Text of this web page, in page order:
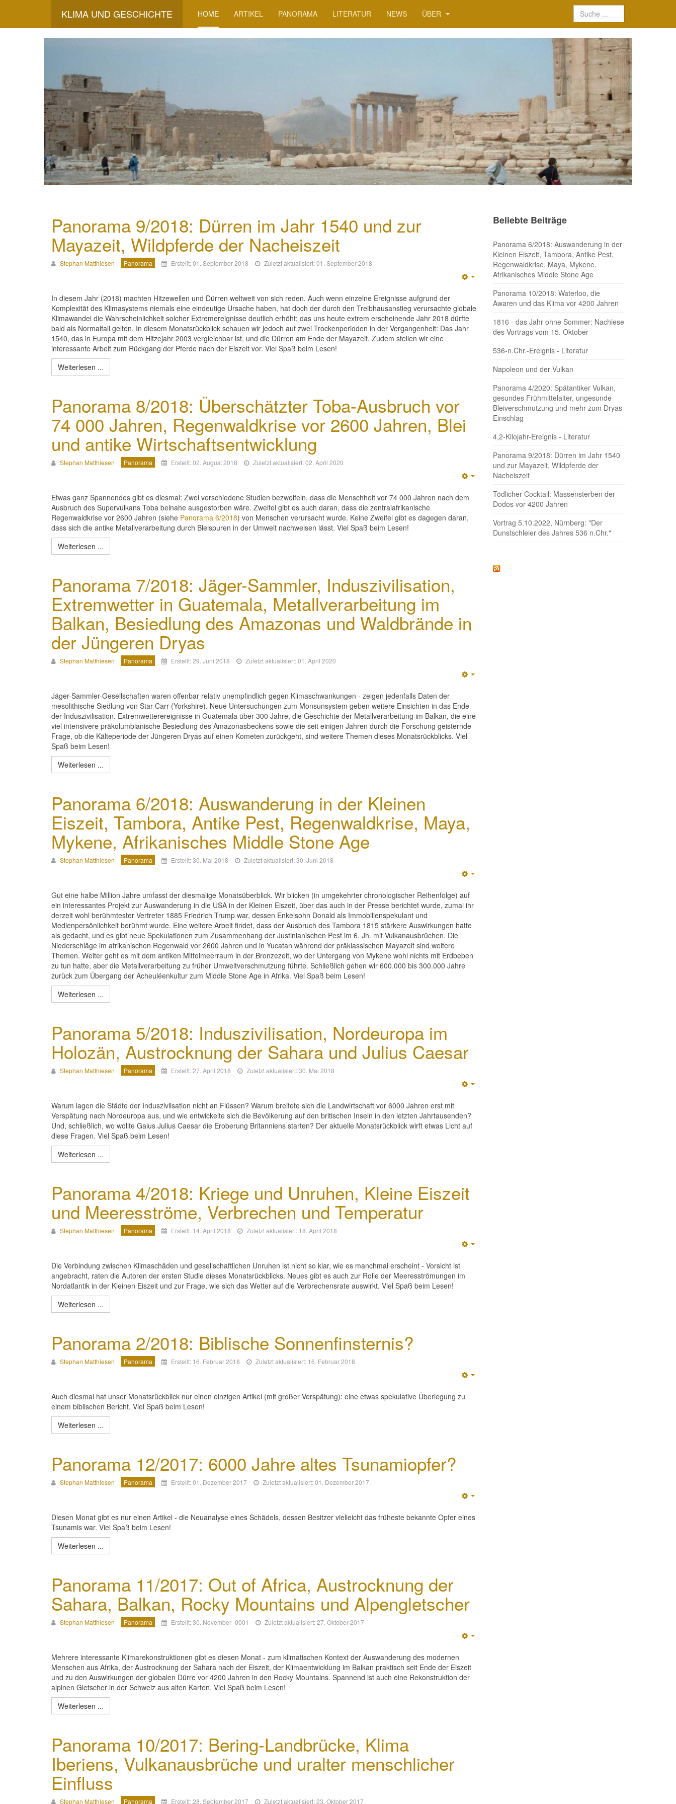
KLIMA UND GESCHICHTE HOME ARTIKEL PANORAMA LITERATUR NEWS ÜBER
Panorama 9/2018: Dürren im Jahr 1540 und zur
Mayazeit, Wildpferde der Nacheiszeit
Stephan Matthiesen Panorama Erstellt: 01. September 2018 Zuletzt aktualisiert: 01. September 2018
In diesem Jahr (2018) machten Hitzewellen und Dürren weltweit von sich reden. Auch wenn einzelne Ereignisse aufgrund der
Komplexität des Klimasystems niemals eine eindeutige Ursache haben, hat doch der durch den Treibhausanstieg verursachte globale
Klimawandel die Wahrscheinlichkeit solcher Extremereignisse deutlich erhöht; das uns heute extrem erscheinende Jahr 2018 dürfte
bald als Normalfall gelten. In diesem Monatsrückblick schauen wir jedoch auf zwei Trockenperioden in der Vergangenheit: Das Jahr
1540, das in Europa mit dem Hitzejahr 2003 vergleichbar ist, und die Dürren am Ende der Mayazeit. Zudem stellen wir eine
interessante Arbeit zum Rückgang der Pferde nach der Eiszeit vor. Viel Spaß beim Lesen!
Weiterlesen ...
Panorama 8/2018: Überschätzter Toba-Ausbruch vor
74 000 Jahren, Regenwaldkrise vor 2600 Jahren, Blei
und antike Wirtschaftsentwicklung
Stephan Matthiesen Panorama Erstellt: 02. August 2018 Zuletzt aktualisiert: 02. April 2020
Etwas ganz Spannendes gibt es diesmal: Zwei verschiedene Studien bezweifeln, dass die Menschheit vor 74 000 Jahren nach dem
Ausbruch des Supervulkans Toba beinahe ausgestorben wäre. Zweifel gibt es auch daran, dass die zentralafrikanische
Regenwaldkrise vor 2600 Jahren (siehe Panorama 6/2018) von Menschen verursacht wurde. Keine Zweifel gibt es dagegen daran,
dass sich die antike Metallverarbeitung durch Bleispuren in der Umwelt nachweisen lässt. Viel Spaß beim Lesen!
Weiterlesen ...
Panorama 7/2018: Jäger-Sammler, Induszivilisation,
Extremwetter in Guatemala, Metallverarbeitung im
Balkan, Besiedlung des Amazonas und Waldbrände in
der Jüngeren Dryas
Stephan Matthiesen Panorama Erstellt: 29. Juni 2018 Zuletzt aktualisiert: 01. April 2020
Jäger-Sammler-Gesellschaften waren offenbar relativ unempfindlich gegen Klimaschwankungen - zeigen jedenfalls Daten der
mesolithische Siedlung von Star Carr (Yorkshire). Neue Untersuchungen zum Monsunsystem geben weitere Einsichten in das Ende
der Induszivilisation. Extremwetterereignisse in Guatemala über 300 Jahre, die Geschichte der Metallverarbeitung im Balkan, die eine
viel intensivere präkolumbianische Besiedlung des Amazonasbeckens sowie die seit einigen Jahren durch die Forschung geisternde
Frage, ob die Kälteperiode der Jüngeren Dryas auf einen Kometen zurückgeht, sind weitere Themen dieses Monatsrückblicks. Viel
Spaß beim Lesen!
Weiterlesen ...
Panorama 6/2018: Auswanderung in der Kleinen
Eiszeit, Tambora, Antike Pest, Regenwaldkrise, Maya,
Mykene, Afrikanisches Middle Stone Age
Stephan Matthiesen Panorama Erstellt: 30. Mai 2018 Zuletzt aktualisiert: 30. Juni 2018
Gut eine halbe Million Jahre umfasst der diesmalige Monatsüberblick. Wir blicken (in umgekehrter chronologischer Reihenfolge) auf
ein interessantes Projekt zur Auswanderung in die USA in der Kleinen Eiszeit, über das auch in der Presse berichtet wurde, zumal ihr
derzeit wohl berühmtester Vertreter 1885 Friedrich Trump war, dessen Enkelsohn Donald als Immobilienspekulant und
Medienpersönlichkeit berühmt wurde. Eine weitere Arbeit findet, dass der Ausbruch des Tambora 1815 stärkere Auswirkungen hatte
als gedacht, und es gibt neue Spekulationen zum Zusammenhang der Justinianischen Pest im 6. Jh. mit Vulkanausbrüchen. Die
Niederschläge im afrikanischen Regenwald vor 2600 Jahren und in Yucatan während der präklassischen Mayazeit sind weitere
Themen. Weiter geht es mit dem antiken Mittelmeerraum in der Bronzezeit, wo der Untergang von Mykene wohl nichts mit Erdbeben
zu tun hatte, aber die Metallverarbeitung zu früher Umweltverschmutzung führte. Schließlich gehen wir 600.000 bis 300.000 Jahre
zurück zum Übergang der Acheuléenkultur zum Middle Stone Age in Afrika. Viel Spaß beim Lesen!
Weiterlesen ...
Panorama 5/2018: Induszivilisation, Nordeuropa im
Holozän, Austrocknung der Sahara und Julius Caesar
Stephan Matthiesen Panorama Erstellt: 27. April 2018 Zuletzt aktualisiert: 30. Mai 2018
Warum lagen die Städte der Induszivilsation nicht an Flüssen? Warum breitete sich die Landwirtschaft vor 6000 Jahren erst mit
Verspätung nach Nordeuropa aus, und wie entwickelte sich die Bevölkerung auf den britischen Inseln in den letzten Jahrtausenden?
Und, schließlich, wo wollte Gaius Julius Caesar die Eroberung Britanniens starten? Der aktuelle Monatsrückblick wirft etwas Licht auf
diese Fragen. Viel Spaß beim Lesen!
Weiterlesen ...
Panorama 4/2018: Kriege und Unruhen, Kleine Eiszeit
und Meeresströme, Verbrechen und Temperatur
Stephan Matthiesen Panorama Erstellt: 14. April 2018 Zuletzt aktualisiert: 18. April 2018
Die Verbindung zwischen Klimaschäden und gesellschaftlichen Unruhen ist nicht so klar, wie es manchmal erscheint - Vorsicht ist
angebracht, raten die Autoren der ersten Studie dieses Monatsrückblicks. Neues gibt es auch zur Rolle der Meeresströmungen im
Nordatlantik in der Kleinen Eiszeit und zur Frage, wie sich das Wetter auf die Verbrechensrate auswirkt. Viel Spaß beim Lesen!
Weiterlesen ...
Panorama 2/2018: Biblische Sonnenfinsternis?
Stephan Matthiesen Panorama Erstellt: 16. Februar 2018 Zuletzt aktualisiert: 16. Februar 2018
Auch diesmal hat unser Monatsrückblick nur einen einzigen Artikel (mit großer Verspätung): eine etwas spekulative Überlegung zu
einem biblischen Bericht. Viel Spaß beim Lesen!
Weiterlesen ...
Panorama 12/2017: 6000 Jahre altes Tsunamiopfer?
Stephan Matthiesen Panorama Erstellt: 01. Dezember 2017 Zuletzt aktualisiert: 01. Dezember 2017
Diesen Monat gibt es nur einen Artikel - die Neuanalyse eines Schädels, dessen Besitzer vielleicht das früheste bekannte Opfer eines
Tsunamis war. Viel Spaß beim Lesen!
Weiterlesen ...
Panorama 11/2017: Out of Africa, Austrocknung der
Sahara, Balkan, Rocky Mountains und Alpengletscher
Stephan Matthiesen Panorama Erstellt: 30. November -0001 Zuletzt aktualisiert: 27. Oktober 2017
Mehrere interessante Klimarekonstruktionen gibt es diesen Monat - zum klimatischen Kontext der Auswanderung des modernen
Menschen aus Afrika, der Austrocknung der Sahara nach der Eiszeit, der Klimaentwicklung im Balkan praktisch seit Ende der Eiszeit
und zu den Auswirkungen der globalen Dürre vor 4200 Jahren in den Rocky Mountains. Spannend ist auch eine Rekonstruktion der
alpinen Gletscher in der Schweiz aus alten Karten. Viel Spaß beim Lesen!
Weiterlesen ...
Panorama 10/2017: Bering-Landbrücke, Klima
Iberiens, Vulkanausbrüche und uralter menschlicher
Einfluss
Stephan Matthiesen Panorama Erstellt: 28. September 2017 Zuletzt aktualisiert: 23. Oktober 2017
Beliebte Beiträge
Panorama 6/2018: Auswanderung in der
Kleinen Eiszeit, Tambora, Antike Pest,
Regenwaldkrise, Maya, Mykene,
Afrikanisches Middle Stone Age
Panorama 10/2018: Waterloo, die
Awaren und das Klima vor 4200 Jahren
1816 - das Jahr ohne Sommer: Nachlese
des Vortrags vom 15. Oktober
536-n.Chr.-Ereignis - Literatur
Napoleon und der Vulkan
Panorama 4/2020: Spätantiker Vulkan,
gesundes Frühmittelalter, ungesunde
Bleiverschmutzung und mehr zum Dryas-
Einschlag
4,2-Kilojahr-Ereignis - Literatur
Panorama 9/2018: Dürren im Jahr 1540
und zur Mayazeit, Wildpferde der
Nacheiszeit
Tödlicher Cocktail: Massensterben der
Dodos vor 4200 Jahren
Vortrag 5.10.2022, Nürnberg: "Der
Dunstschleier des Jahres 536 n.Chr."